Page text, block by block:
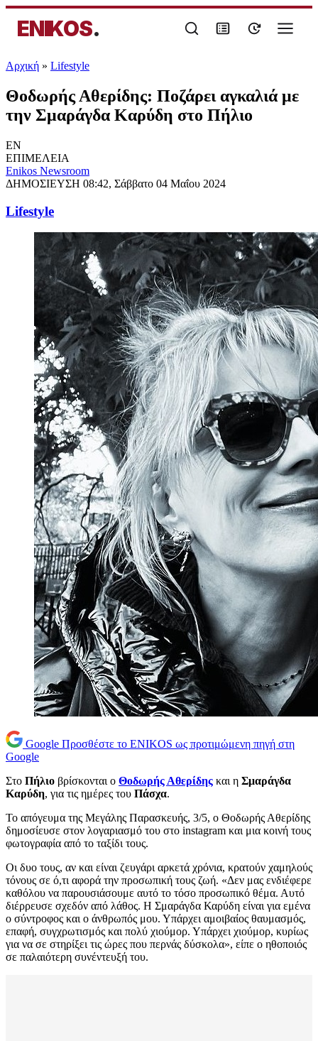
ENIKOS.
Αρχική » Lifestyle
Θοδωρής Αθερίδης: Ποζάρει αγκαλιά με
την Σμαράγδα Καρύδη στο Πήλιο
EN
ΕΠΙΜΕΛΕΙΑ
Enikos Newsroom
ΔΗΜΟΣΙΕΥΣΗ 08:42, Σάββατο 04 Μαΐου 2024
Lifestyle
Google Προσθέστε το ENIKOS ως προτιμώμενη πηγή στη
Google
Στο Πήλιο βρίσκονται ο Θοδωρής Αθερίδης και η Σμαράγδα
Καρύδη, για τις ημέρες του Πάσχα.
Το απόγευμα της Μεγάλης Παρασκευής, 3/5, ο Θοδωρής Αθερίδης
δημοσίευσε στον λογαριασμό του στο instagram και μια κοινή τους
φωτογραφία από το ταξίδι τους.
Οι δυο τους, αν και είναι ζευγάρι αρκετά χρόνια, κρατούν χαμηλούς
τόνους σε ό,τι αφορά την προσωπική τους ζωή. «Δεν μας ενδιέφερε
καθόλου να παρουσιάσουμε αυτό το τόσο προσωπικό θέμα. Αυτό
διέρρευσε σχεδόν από λάθος. Η Σμαράγδα Καρύδη είναι για εμένα
ο σύντροφος και ο άνθρωπός μου. Υπάρχει αμοιβαίος θαυμασμός,
επαφή, συγχρωτισμός και πολύ χιούμορ. Υπάρχει χιούμορ, κυρίως
για να σε στηρίξει τις ώρες που περνάς δύσκολα», είπε ο ηθοποιός
σε παλαιότερη συνέντευξή του.